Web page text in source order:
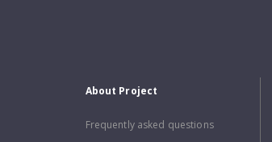
About Project
Frequently asked questions